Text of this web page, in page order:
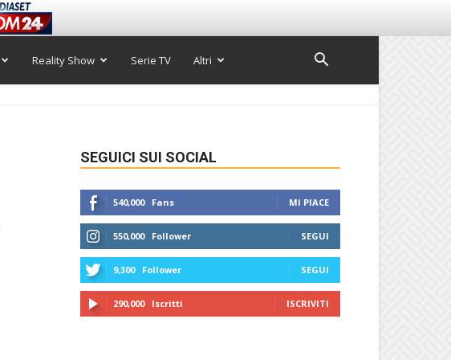
Reality Show Serie TV Altri
SEGUICI SUI SOCIAL
540,000 Fans MI PIACE
550,000 Follower SEGUI
9,300 Follower SEGUI
290,000 Iscritti ISCRIVITI